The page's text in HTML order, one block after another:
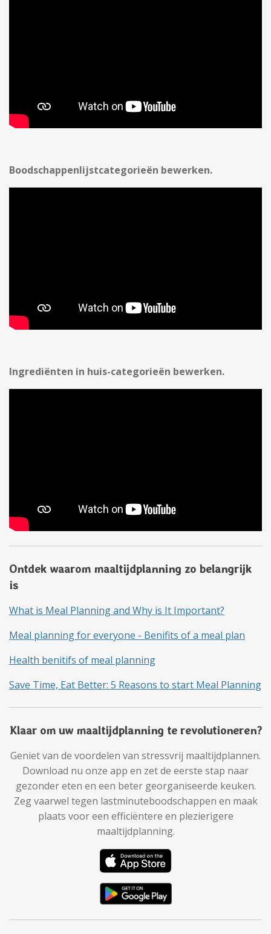
Boodschappenlijstcategorieën bewerken.
Ingrediënten in huis-categorieën bewerken.
Ontdek waarom maaltijdplanning zo belangrijk
is
What is Meal Planning and Why is It Important?
Meal planning for everyone - Benifits of a meal plan
Health benitifs of meal planning
Save Time, Eat Better: 5 Reasons to start Meal Planning
Klaar om uw maaltijdplanning te revolutioneren?
Geniet van de voordelen van stressvrij maaltijdplannen.
Download nu onze app en zet de eerste stap naar
gezonder eten en een beter georganiseerde keuken.
Zeg vaarwel tegen lastminuteboodschappen en maak
plaats voor een efficiëntere en plezierigere
maaltijdplanning.